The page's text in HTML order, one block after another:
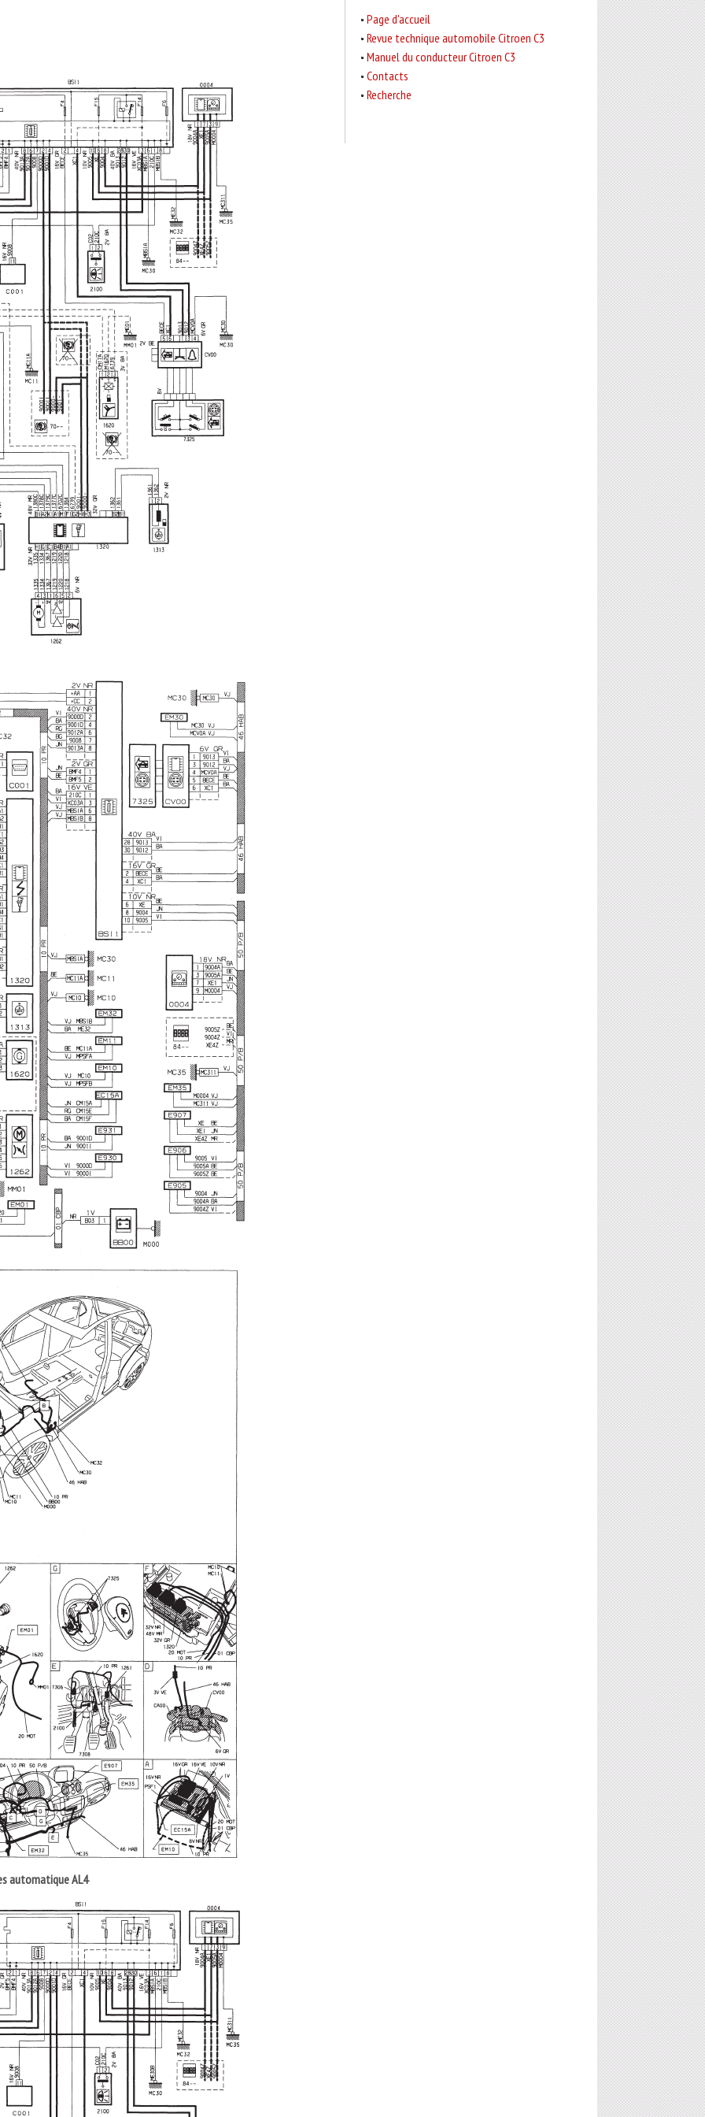
automatique AL4
Page d'accueil
Revue technique automobile Citroen C3
Manuel du conducteur Citroen C3
Contacts
Recherche